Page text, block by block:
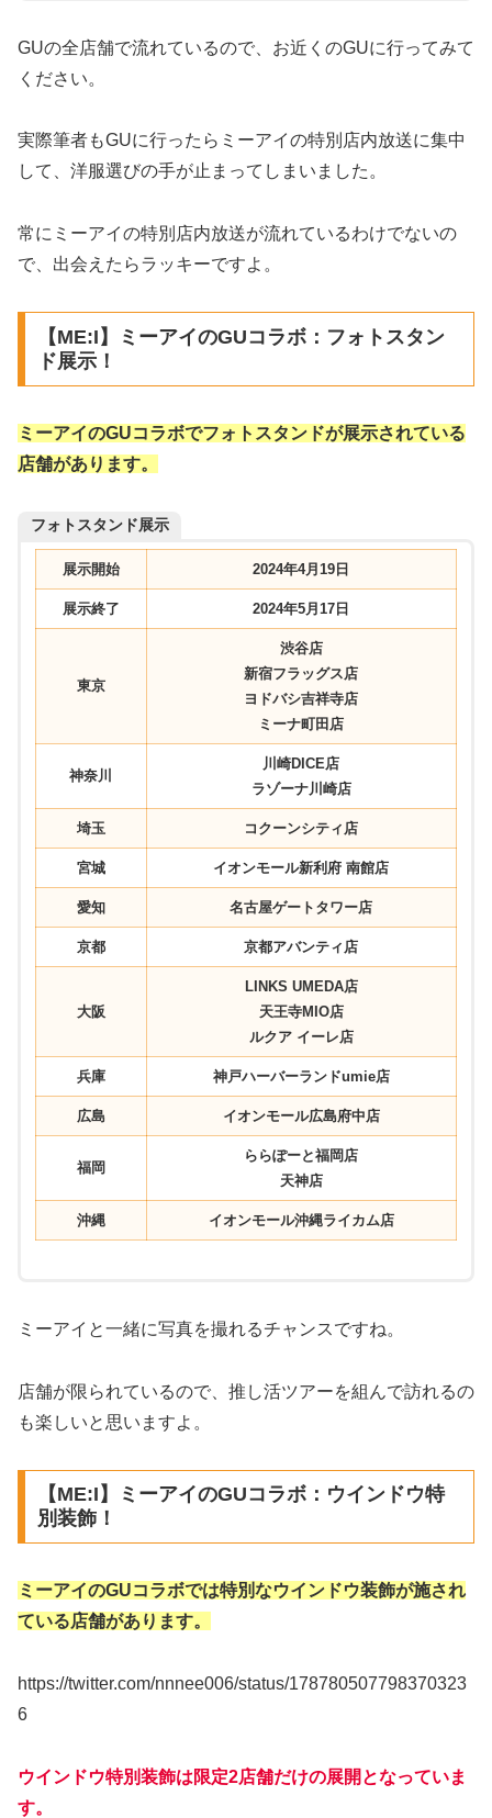
GUの全店舗で流れているので、お近くのGUに行ってみて
ください。
実際筆者もGUに行ったらミーアイの特別店内放送に集中
して、洋服選びの手が止まってしまいました。
常にミーアイの特別店内放送が流れているわけでないの
で、出会えたらラッキーですよ。
【ME:I】ミーアイのGUコラボ：フォトスタン
ド展示！
ミーアイのGUコラボでフォトスタンドが展示されている
店舗があります。
フォトスタンド展示
展示開始 2024年4月19日
展示終了 2024年5月17日
東京
渋谷店
新宿フラッグス店
ヨドバシ吉祥寺店
ミーナ町田店
神奈川
川崎DICE店
ラゾーナ川崎店
埼玉 コクーンシティ店
宮城 イオンモール新利府 南館店
愛知 名古屋ゲートタワー店
京都 京都アバンティ店
大阪
LINKS UMEDA店
天王寺MIO店
ルクア イーレ店
兵庫 神戸ハーバーランドumie店
広島 イオンモール広島府中店
福岡
ららぽーと福岡店
天神店
沖縄 イオンモール沖縄ライカム店
ミーアイと一緒に写真を撮れるチャンスですね。
店舗が限られているので、推し活ツアーを組んで訪れるの
も楽しいと思いますよ。
【ME:I】ミーアイのGUコラボ：ウインドウ特
別装飾！
ミーアイのGUコラボでは特別なウインドウ装飾が施され
ている店舗があります。
https://twitter.com/nnnee006/status/178780507798370323
6
ウインドウ特別装飾は限定2店舗だけの展開となっていま
す。